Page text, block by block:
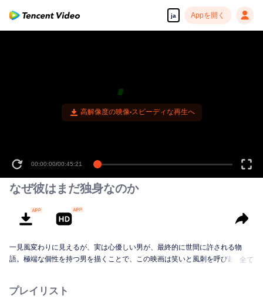
ja Appを開く
高解像度の映像•スピーディな再生へ
00:00:00/00:45:21
なぜ彼はまだ独身なのか
一見風変わりに見えるが、実は心優しい男が、最終的に世間に許される物
語。極端な個性を持つ男を描くことで、この映画は笑いと風刺を呼び起こ
避けられるストレートな男か？「結婚したくない」のか、「結婚できない」
全て
プレイリスト